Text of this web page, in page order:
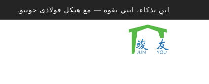
ابنِ بذكاء، ابني بقوة — مع هيكل فولاذى جونيو.